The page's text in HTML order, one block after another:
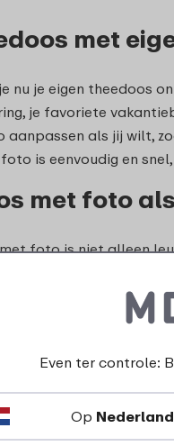
met
nu je eigen theedoos
je favoriete
aanpassen als jij wilt,
is eenvoudig en
met foto
foto is niet alleen
theedoos bedrukt
het nu voor een
de smaak vallen. Een
van
met eigen foto
en
Even ter controle:
Op